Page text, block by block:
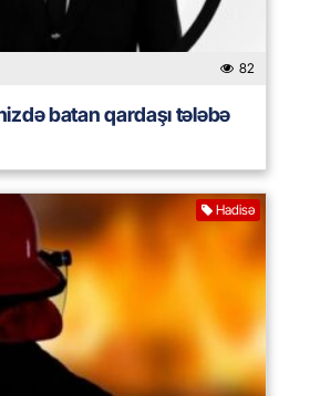
82
batan qardaşı tələbə
Hadisə